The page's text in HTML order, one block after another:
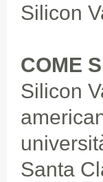
Silicon
COME
Silicon
Santa